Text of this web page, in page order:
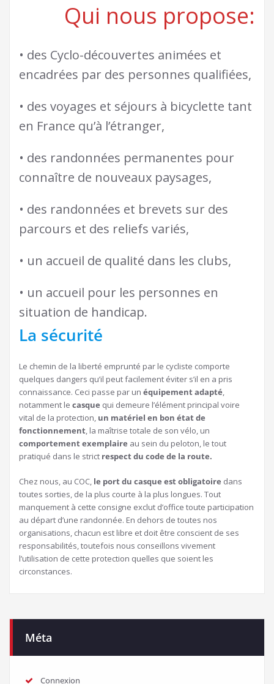
Qui nous propose:
• des Cyclo-découvertes animées et
encadrées par des personnes qualifiées,
• des voyages et séjours à bicyclette tant
en France qu’à l’étranger,
• des randonnées permanentes pour
connaître de nouveaux paysages,
• des randonnées et brevets sur des
parcours et des reliefs variés,
• un accueil de qualité dans les clubs,
• un accueil pour les personnes en
situation de handicap.
La sécurité
Le chemin de la liberté emprunté par le cycliste comporte
quelques dangers qu’il peut facilement éviter s’il en a pris
connaissance. Ceci passe par un équipement adapté,
notamment le casque qui demeure l’élément principal voire
vital de la protection, un matériel en bon état de
fonctionnement, la maîtrise totale de son vélo, un
comportement exemplaire au sein du peloton, le tout
pratiqué dans le strict respect du code de la route.
Chez nous, au COC, le port du casque est obligatoire dans
toutes sorties, de la plus courte à la plus longues. Tout
manquement à cette consigne exclut d’office toute participation
au départ d’une randonnée. En dehors de toutes nos
organisations, chacun est libre et doit être conscient de ses
responsabilités, toutefois nous conseillons vivement
l’utilisation de cette protection quelles que soient les
circonstances.
Méta
Connexion